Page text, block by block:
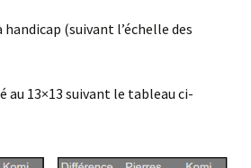
(suivant l’échelle des
au 13×13 suivant le tableau ci-